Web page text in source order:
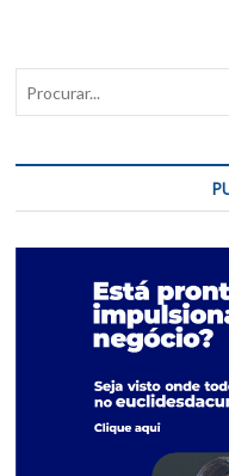
concurso